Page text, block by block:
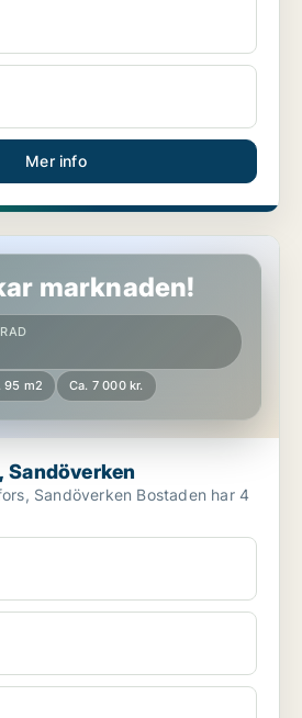
Mer info
marknaden!
95 m2 Ca. 7 000 kr.
Sandöverken
Bostaden har 4